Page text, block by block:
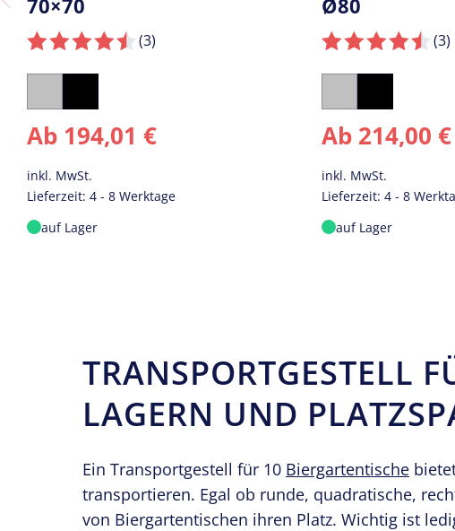
Ø80
(3)
Ab 214,00 €
inkl. MwSt.
Lieferzeit: 4 - 8 Werktage
auf Lager
50
(3)
629,00€
inkl. MwSt.
auf Lager
TRANSPORTGESTELL
LAGERN UND
Ein Transportgestell für 10 Biergartentische
transportieren. Egal ob runde, quadratische,
von Biergartentischen ihren Platz. Wichtig ist